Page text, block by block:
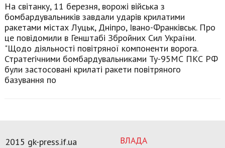
На світанку, 11 березня, ворожі війська з
бомбардувальників завдали ударів крилатими
ракетами містах Луцьк, Дніпро, Івано-Франківськ. Про
це повідомили в Генштабі Збройних Сил України.
"Щодо діяльності повітряної компоненти ворога.
Стратегічними бомбардувальниками Ту-95МС ПКС РФ
були застосовані крилаті ракети повітряного
базування по
ВЛАДА
2015 gk-press.if.ua